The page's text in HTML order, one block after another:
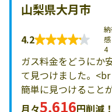
山梨県大月市
4.2
感
4
ガス料金をどうにか
て見つけました。
簡単に見つけること
月々5,616円削減！